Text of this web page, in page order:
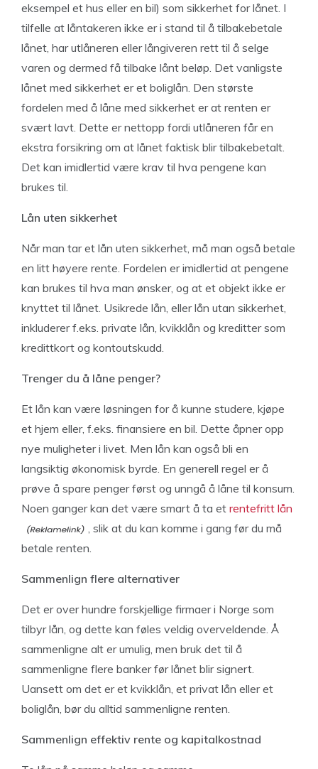
eksempel et hus eller en bil) som sikkerhet for lånet. I
tilfelle at låntakeren ikke er i stand til å tilbakebetale
lånet, har utlåneren eller långiveren rett til å selge
varen og dermed få tilbake lånt beløp. Det vanligste
lånet med sikkerhet er et boliglån. Den største
fordelen med å låne med sikkerhet er at renten er
svært lavt. Dette er nettopp fordi utlåneren får en
ekstra forsikring om at lånet faktisk blir tilbakebetalt.
Det kan imidlertid være krav til hva pengene kan
brukes til.
Lån uten sikkerhet
Når man tar et lån uten sikkerhet, må man også betale
en litt høyere rente. Fordelen er imidlertid at pengene
kan brukes til hva man ønsker, og at et objekt ikke er
knyttet til lånet. Usikrede lån, eller lån utan sikkerhet,
inkluderer f.eks. private lån, kvikklån og kreditter som
kredittkort og kontoutskudd.
Trenger du å låne penger?
Et lån kan være løsningen for å kunne studere, kjøpe
et hjem eller, f.eks. finansiere en bil. Dette åpner opp
nye muligheter i livet. Men lån kan også bli en
langsiktig økonomisk byrde. En generell regel er å
prøve å spare penger først og unngå å låne til konsum.
Noen ganger kan det være smart å ta et rentefritt lån
, slik at du kan komme i gang før du må
betale renten.
Sammenlign flere alternativer
Det er over hundre forskjellige firmaer i Norge som
tilbyr lån, og dette kan føles veldig overveldende. Å
sammenligne alt er umulig, men bruk det til å
sammenligne flere banker før lånet blir signert.
Uansett om det er et kvikklån, et privat lån eller et
boliglån, bør du alltid sammenligne renten.
Sammenlign effektiv rente og kapitalkostnad